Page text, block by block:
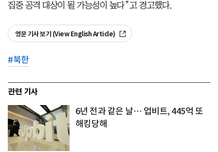
집중 공격 대상이 될 가능성이 높다”고 경고했다.
영문 기사 보기 (View English Article)
#북한
관련 기사
6년 전과 같은 날… 업비트, 445억 또
해킹당해